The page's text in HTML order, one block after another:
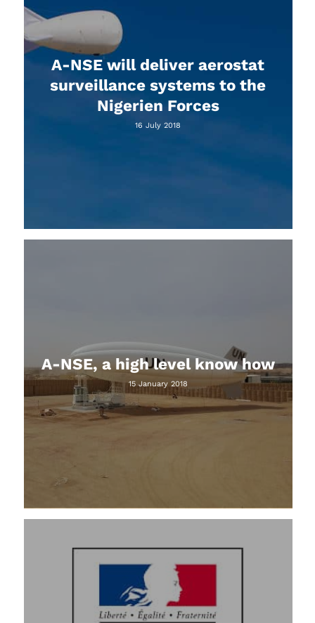
A-NSE will deliver aerostat
surveillance systems to the
Nigerien Forces
16 July 2018
A-NSE, a high level know how
15 January 2018